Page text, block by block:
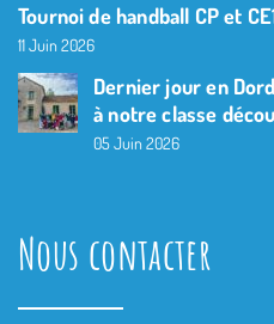
Tournoi de handball CP et
11 Juin 2026
Dernier jour en
à notre classe
05 Juin 2026
Nous contacter